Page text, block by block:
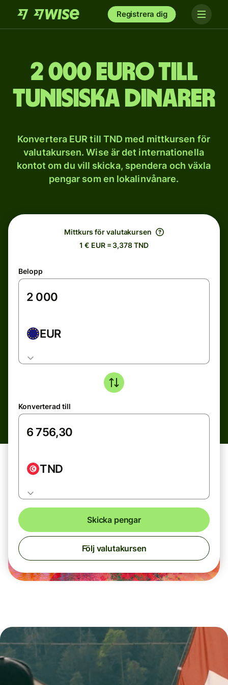
Registrera dig
2 000 euro till
tunisiska dinarer
Konvertera EUR till TND med mittkursen för
valutakursen. Wise är det internationella
kontot om du vill skicka, spendera och växla
pengar som en lokalinvånare.
Mittkurs för valutakursen
1 € EUR = 3,378 TND
Belopp
EUR
Konverterad till
TND
Skicka pengar
Följ valutakursen